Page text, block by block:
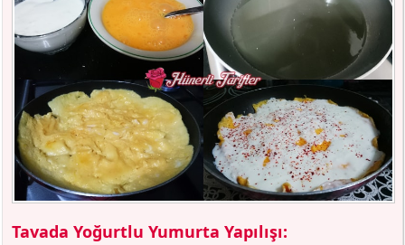
Tavada Yoğurtlu Yumurta Yapılışı: